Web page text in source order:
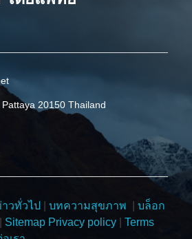
20150 Thailand
วทั่วไป บทความสุขภาพ
บล็อก
Sitemap Privacy policy
Terms